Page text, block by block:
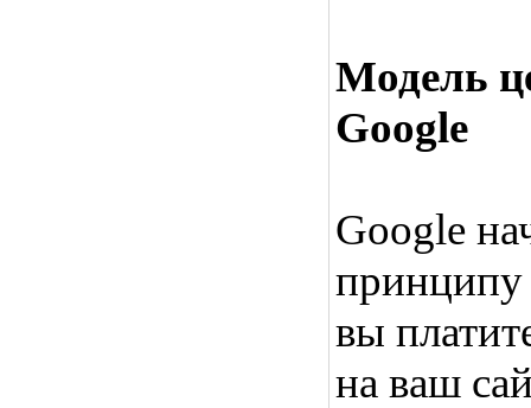
Модель
Google
Google
вы
на ваш